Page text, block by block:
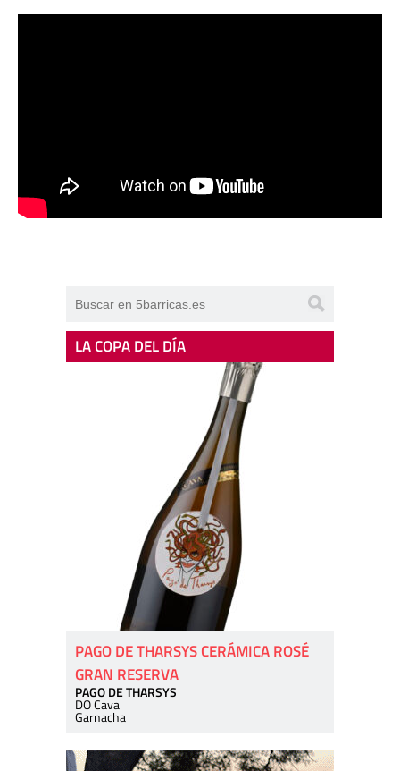
LA COPA DEL DÍA
PAGO DE THARSYS CERÁMICA ROSÉ
GRAN RESERVA
PAGO DE THARSYS
DO Cava
Garnacha